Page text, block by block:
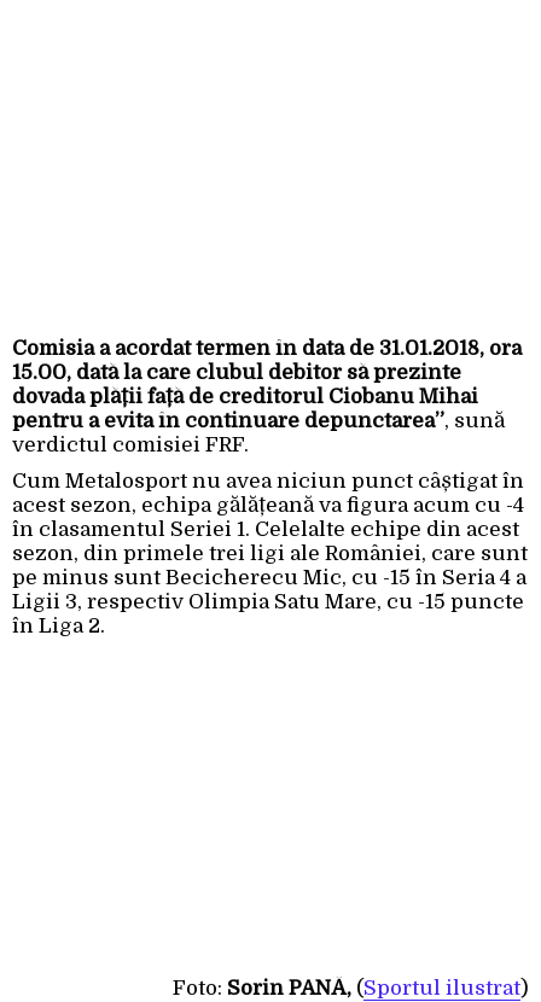
Comisia a acordat termen în data de 31.01.2018, ora
15.00, dată la care clubul debitor să prezinte
dovada plății față de creditorul Ciobanu Mihai
pentru a evita în continuare depunctarea”, sună
verdictul comisiei FRF.
Cum Metalosport nu avea niciun punct câștigat în
acest sezon, echipa gălățeană va figura acum cu -4
în clasamentul Seriei 1. Celelalte echipe din acest
sezon, din primele trei ligi ale României, care sunt
pe minus sunt Becicherecu Mic, cu -15 în Seria 4 a
Ligii 3, respectiv Olimpia Satu Mare, cu -15 puncte
în Liga 2.
Foto: Sorin PANĂ‚ (Sportul ilustrat)